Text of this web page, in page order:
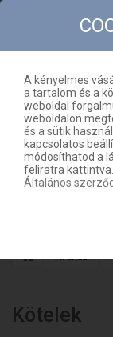
Áruház
Kötelek
A kényelmes
a tartalom és a
weboldal
weboldalon
és a sütik
kapcsolatos
módosíthatod a
feliratra kattintva.
Általános